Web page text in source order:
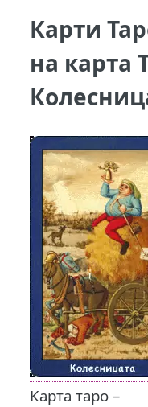
Карти
на карта
Карта таро –